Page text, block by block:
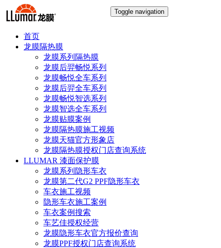
Toggle navigation
首页
龙膜隔热膜
龙膜系列隔热膜
龙膜后羿畅悦系列
龙膜畅悦全车系列
龙膜后羿全车系列
龙膜畅悦智选系列
龙膜智选全车系列
龙膜贴膜案例
龙膜隔热膜施工视频
龙膜天猫官方形象店
龙膜隔热膜授权门店查询系统
LLUMAR 漆面保护膜
龙膜系列隐形车衣
龙膜第二代G2 PPF隐形车衣
车衣施工视频
隐形车衣施工案例
车衣案例搜索
车艺佳授权经营
龙膜隐形车衣官方报价查询
龙膜PPF授权门店查询系统